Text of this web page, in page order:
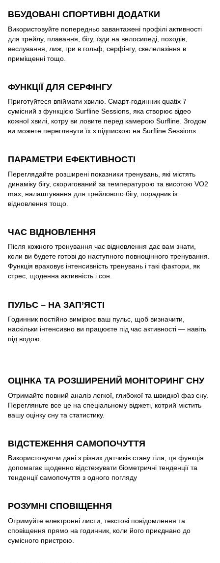
ВБУДОВАНІ СПОРТИВНІ ДОДАТКИ
Використовуйте попередньо завантажені профілі активності
для трейлу, плавання, бігу, їзди на велосипеді, походів,
веслування, лиж, гри в гольф, серфінгу, скелелазіння в
приміщенні тощо.
ФУНКЦІЇ ДЛЯ СЕРФІНГУ
Приготуйтеся впіймати хвилю. Смарт-годинник quatix 7
сумісний з функцією Surfline Sessions, яка створює відео
кожної хвилі, котру ви ловите перед камерою Surfline. Згодом
ви можете переглянути їх з підпискою на Surfline Sessions.
ПАРАМЕТРИ ЕФЕКТИВНОСТІ
Переглядайте розширені показники тренувань, які містять
динаміку бігу, скоригований за температурою та висотою VO2
max, налаштування для трейлового бігу, порадник із
відновлення тощо.
ЧАС ВІДНОВЛЕННЯ
Після кожного тренування час відновлення дає вам знати,
коли ви будете готові до наступного повноцінного тренування.
Функція враховує інтенсивність тренувань і такі фактори, як
стрес, щоденна активність і сон.
ПУЛЬС – НА ЗАП’ЯСТІ
Годинник постійно вимірює ваш пульс, щоб визначити,
наскільки інтенсивно ви працюєте під час активності — навіть
під водою.
ОЦІНКА ТА РОЗШИРЕНИЙ МОНІТОРИНГ СНУ
Отримайте повний аналіз легкої, глибокої та швидкої фаз сну.
Перегляньте все це на спеціальному віджеті, котрий містить
вашу оцінку сну та статистику.
ВІДСТЕЖЕННЯ САМОПОЧУТТЯ
Використовуючи дані з різних датчиків стану тіла, ця функція
допомагає щоденно відстежувати біометричні тенденції та
тенденції самопочуття з одного погляду
РОЗУМНІ СПОВІЩЕННЯ
Отримуйте електронні листи, текстові повідомлення та
сповіщення прямо на годинник, коли його приєднано до
сумісного пристрою.